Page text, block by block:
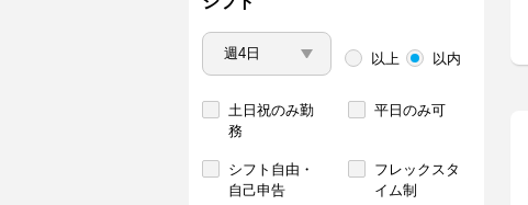
以上 以内
土日祝のみ勤
務
平日のみ可
シフト自由・
自己申告
フレックスタ
イム制